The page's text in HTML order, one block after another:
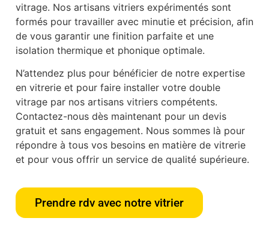
vitrage. Nos artisans vitriers expérimentés sont
formés pour travailler avec minutie et précision, afin
de vous garantir une finition parfaite et une
isolation thermique et phonique optimale.
N’attendez plus pour bénéficier de notre expertise
en vitrerie et pour faire installer votre double
vitrage par nos artisans vitriers compétents.
Contactez-nous dès maintenant pour un devis
gratuit et sans engagement. Nous sommes là pour
répondre à tous vos besoins en matière de vitrerie
et pour vous offrir un service de qualité supérieure.
Prendre rdv avec notre vitrier